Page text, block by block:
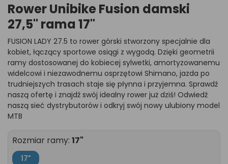
Rower Unibike Fusion damski
27,5" rama 17"
FUSION LADY 27.5 to rower górski stworzony specjalnie dla
kobiet, łączący sportowe osiągi z wygodą. Dzięki geometrii
ramy dostosowanej do kobiecej sylwetki, amortyzowanemu
widelcowi i niezawodnemu osprzętowi Shimano, jazda po
trudniejszych trasach staje się płynna i przyjemna. Sprawdź
naszą ofertę i znajdź swój idealny rower już dziś! Odwiedź
naszą sieć dystrybutorów i odkryj swój nowy ulubiony model
MTB
Rozmiar ramy: 17"
17"